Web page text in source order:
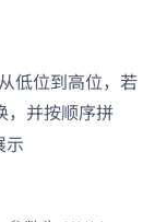
低位到高位，若
，并按顺序拼
示